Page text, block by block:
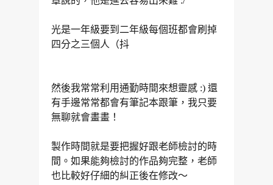
光是一年級要到二年級每個班都會刷掉
四分之三個人（抖
然後我常常利用通勤時間來想靈感 :) 還
有手邊常常都會有筆記本跟筆，我只要
無聊就會畫畫！
製作時間就是要把握好跟老師檢討的時
間。如果能夠檢討的作品夠完整，老師
也比較好仔細的糾正後在修改～